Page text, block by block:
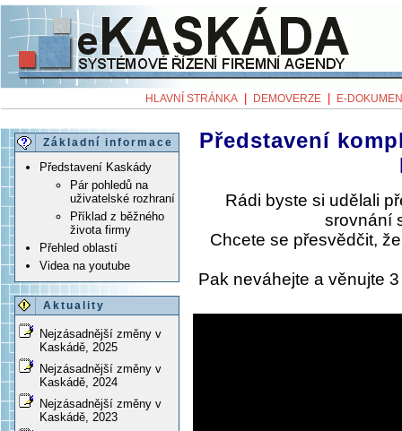
HLAVNÍ STRÁNKA DEMOVERZE E-
Základní informace
Představení Kaskády
Pár pohledů na
uživatelské rozhraní
Příklad z běžného
života firmy
Přehled oblastí
Videa na youtube
Aktuality
Nejzásadnější změny v
Kaskádě, 2025
Nejzásadnější změny v
Kaskádě, 2024
Nejzásadnější změny v
Kaskádě, 2023
Představení
Rádi byste si udělali
srovnání
Chcete se přesvědčit,
Pak neváhejte a věnujte